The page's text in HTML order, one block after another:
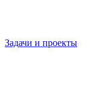
Задачи и проекты